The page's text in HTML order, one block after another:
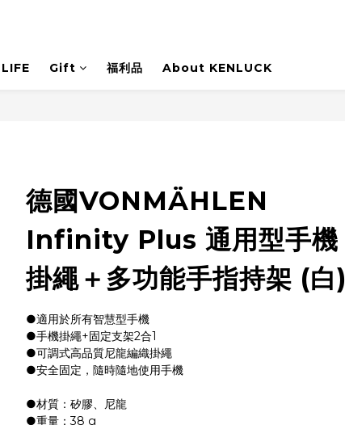
LIFE Gift 福利品 About KENLUCK
德國VONMÄHLEN
Infinity Plus 通用型手機
掛繩＋多功能手指持架 (白)
●適用於所有智慧型手機
●手機掛繩+固定支架2合1
●可調式高品質尼龍編織掛繩
●安全固定，隨時隨地使用手機
●材質：矽膠、尼龍
●重量：38 g